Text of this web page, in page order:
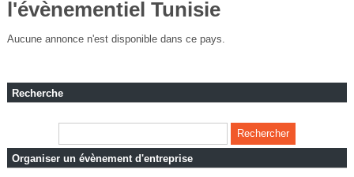
l'évènementiel Tunisie
Aucune annonce n'est disponible dans ce pays.
Recherche
Organiser un évènement d'entreprise